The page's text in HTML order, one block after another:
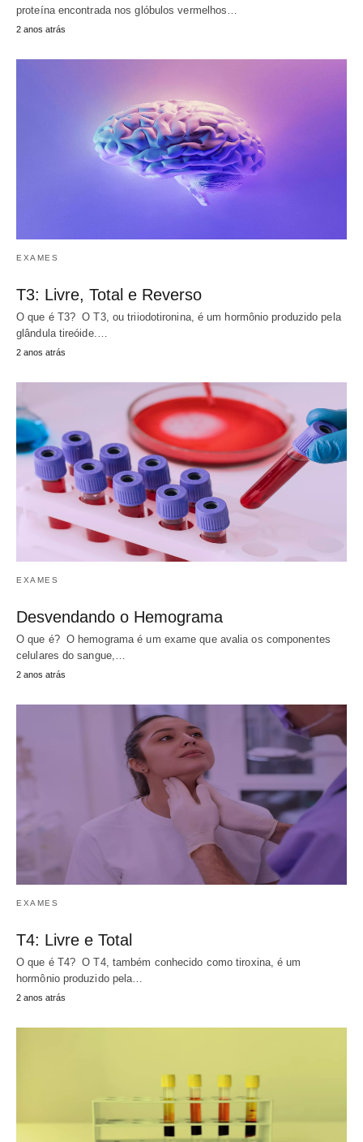
proteína encontrada nos glóbulos vermelhos…
2 anos atrás
EXAMES
T3: Livre, Total e Reverso
O que é T3? O T3, ou triiodotironina, é um hormônio produzido pela
glândula tireóide.…
2 anos atrás
EXAMES
Desvendando o Hemograma
O que é? O hemograma é um exame que avalia os componentes
celulares do sangue,…
2 anos atrás
EXAMES
T4: Livre e Total
O que é T4? O T4, também conhecido como tiroxina, é um
hormônio produzido pela…
2 anos atrás